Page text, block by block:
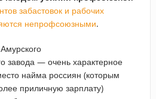
забастовок и рабочих
непрофсоюзными.
завода — очень характерное
найма россиян (которым
приличную зарплату)